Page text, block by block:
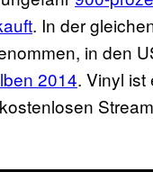
. In der
in den
2014. Vinyl ist